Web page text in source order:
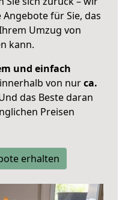
für Sie, das
Umzug von
kann.
und einfach
von nurca.
das Beste daran
Preisen
erhalten